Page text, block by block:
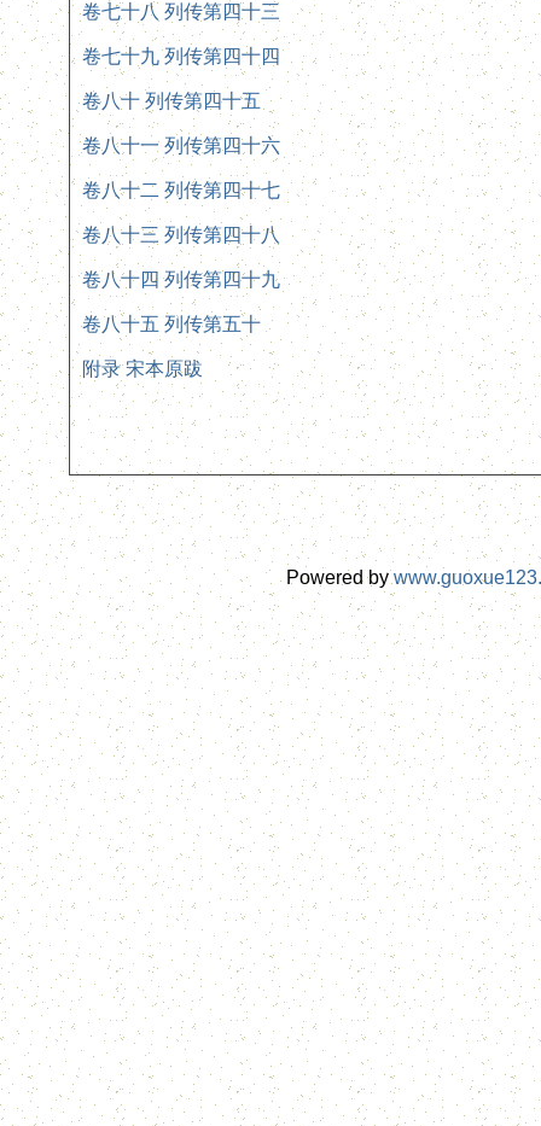
卷七十八 列传第四十三
卷七十九 列传第四十四
卷八十 列传第四十五
卷八十一 列传第四十六
卷八十二 列传第四十七
卷八十三 列传第四十八
卷八十四 列传第四十九
卷八十五 列传第五十
附录 宋本原跋
Powered by